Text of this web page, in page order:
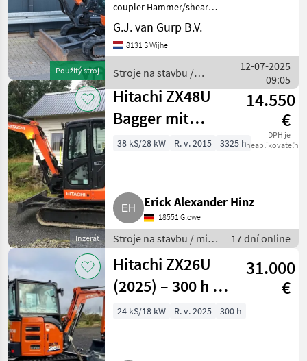
Použitý stroj
coupler Hammer/shear
hydr. circuit Air conditioning
Battery disconnector Stroje
na stavbu mini bager
G.J. van Gurp B.V.
8131 S Wijhe
Stroje na stavbu /
Hitachi
12-07-2025
09:05
Inzerát
Hitachi ZX48U
Bagger mit
Klima, Radio,
14.550
€
DPH je
neaplikovateľné
38 kS/28 kW R. v. 2015 3325 h
Erick Alexander Hinz
18551 Glowe
Stroje na stavbu / mini
bager
17 dní online
Hitachi ZX26U
(2025) – 300 h –
Verkauf
31.000
€
24 kS/18 kW R. v. 2025 300 h